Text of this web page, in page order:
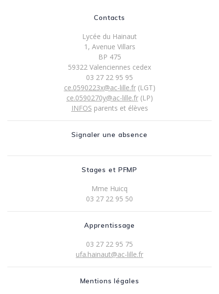
Contacts
Lycée du Hainaut
1, Avenue Villars
BP 475
59322 Valenciennes cedex
03 27 22 95 95
ce.0590223x@ac-lille.fr(LGT)
ce.0590270y@ac-lille.fr(LP)
INFOS parents et élèves
Signaler une absence
Stages et PFMP
Mme Huicq
03 27 22 95 50
Apprentissage
03 27 22 95 75
ufa.hainaut@ac-lille.fr
Mentions légales